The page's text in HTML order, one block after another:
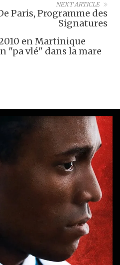
NEXT ARTICLE
Paris, Programme des
Signatures
en Martinique
"pa vlé" dans la mare